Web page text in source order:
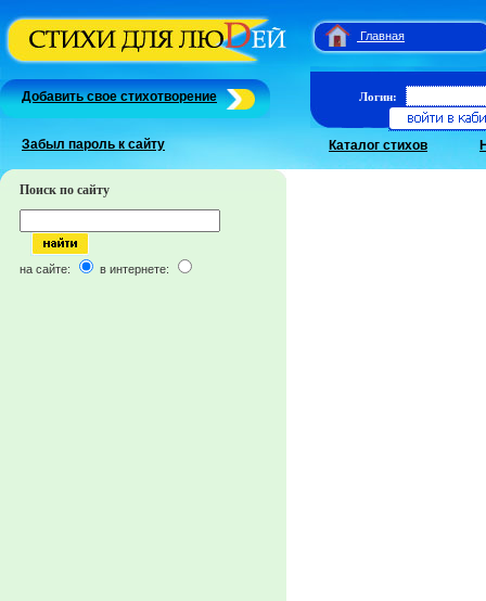
Главная
Добавить свое стихотворение
Забыл пароль к сайту
Логин:
Каталог стихов
Поиск по сайту
на сайте: в интернете: